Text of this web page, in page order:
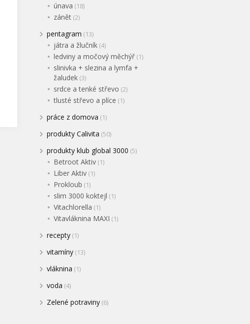
únava (18)
zánět(2)
pentagram (13)
játra a žlučník(4)
ledviny a močový měchýř(1)
slinivka + slezina a lymfa +
žaludek(3)
srdce a tenké střevo (2)
tlusté střevo a plíce (1)
práce z domova (1)
produkty Calivita (50)
produkty klub global 3000 (5)
Betroot Aktiv(1)
Liber Aktiv(1)
Prokloub (1)
slim 3000 koktejl (1)
Vitachlorella (1)
Vitavláknina MAXI (1)
recepty(1)
vitamíny(13)
vláknina (1)
voda (4)
Zelené potraviny(6)